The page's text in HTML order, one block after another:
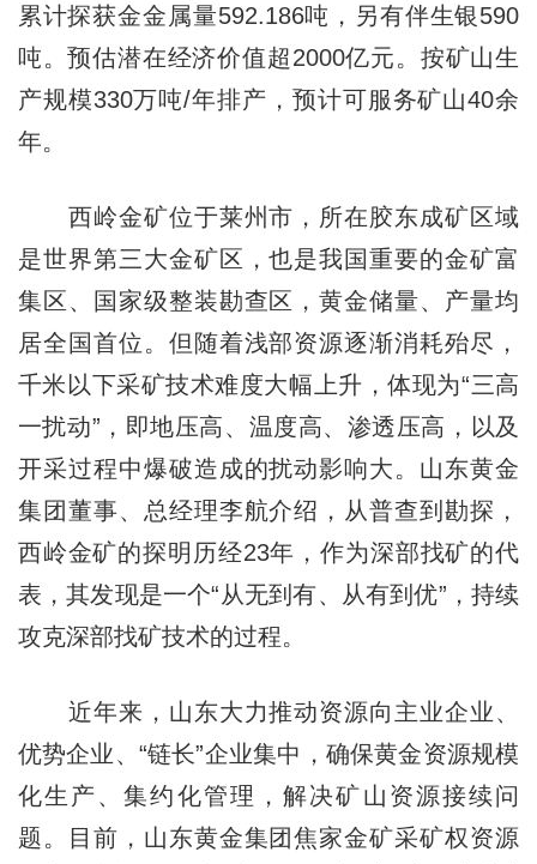
累计探获金金属量592.186吨，另有伴生银590
吨。预估潜在经济价值超2000亿元。按矿山生
产规模330万吨/年排产，预计可服务矿山40余
年。
西岭金矿位于莱州市，所在胶东成矿区域
是世界第三大金矿区，也是我国重要的金矿富
集区、国家级整装勘查区，黄金储量、产量均
居全国首位。但随着浅部资源逐渐消耗殆尽，
千米以下采矿技术难度大幅上升，体现为“三高
一扰动”，即地压高、温度高、渗透压高，以及
开采过程中爆破造成的扰动影响大。山东黄金
集团董事、总经理李航介绍，从普查到勘探，
西岭金矿的探明历经23年，作为深部找矿的代
表，其发现是一个“从无到有、从有到优”，持续
攻克深部找矿技术的过程。
近年来，山东大力推动资源向主业企业、
优势企业、“链长”企业集中，确保黄金资源规模
化生产、集约化管理，解决矿山资源接续问
题。目前，山东黄金集团焦家金矿采矿权资源